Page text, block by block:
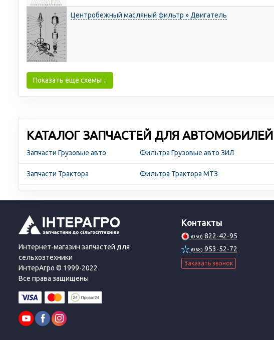
Центробежный масляный фильтр » Двигатель
Показать еще схемы ↓
КАТАЛОГ ЗАПЧАСТЕЙ ДЛЯ
Запчасти Грузовые авто Фильтра Грузовые авто ЗИЛ
Запчасти Трактора Фильтра Трактора МТЗ
Интернет-магазин запчастей для
сельхозтехники
ИнтерАгро © 1999-2022
Все права защищены
Контакты
(050) 822-42-95
(068) 953-52-72
Заказать звонок